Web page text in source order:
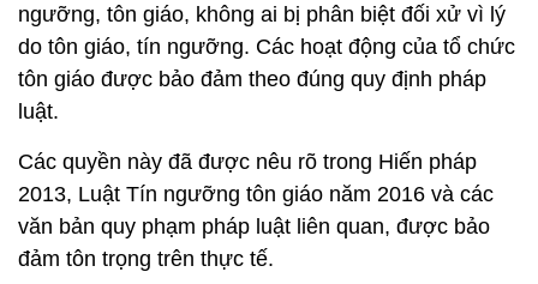
ngưỡng, tôn giáo, không ai bị phân biệt đối xử vì lý
do tôn giáo, tín ngưỡng. Các hoạt động của tổ chức
tôn giáo được bảo đảm theo đúng quy định pháp
luật.
Các quyền này đã được nêu rõ trong Hiến pháp
2013, Luật Tín ngưỡng tôn giáo năm 2016 và các
văn bản quy phạm pháp luật liên quan, được bảo
đảm tôn trọng trên thực tế.